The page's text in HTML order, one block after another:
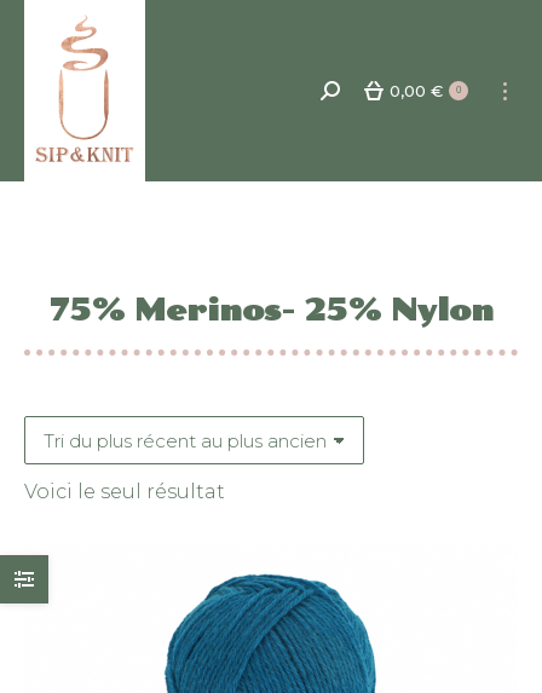
Recherche
0,00 € 0
75% Merinos- 25% Nylon
Voici le seul résultat